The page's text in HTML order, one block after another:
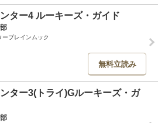
ター4 ルーキーズ・ガイド
ブレインムック
無料立読み
ター3(トライ)Gルーキーズ・ガ